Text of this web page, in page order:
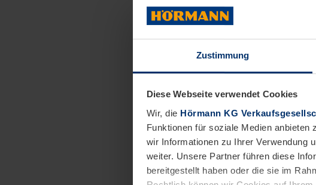
Zustimmung
Diese Webseite verwendet Cookies
Wir, die Hörmann KG
Funktionen für soziale Medien anbieten
wir Informationen zu Ihrer Verwendung
weiter. Unsere Partner führen diese
bereitgestellt haben oder die sie im